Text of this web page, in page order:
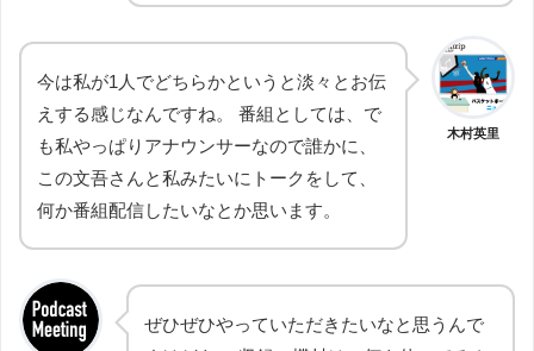
木村英里
今は私が1人でどちらかというと淡々とお伝
えする感じなんですね。 番組としては、で
も私やっぱりアナウンサーなので誰かに、
この文吾さんと私みたいにトークをして、
何か番組配信したいなとか思います。
ぜひぜひやっていただきたいなと思うんで